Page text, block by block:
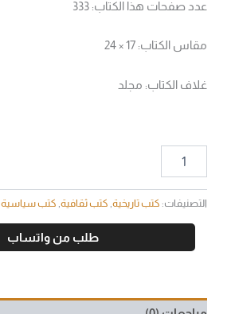
عدد صفحات هذا الكتاب: 333
مقاس الكتاب: 17 × 24
غلاف الكتاب: مجلد
التصنيفات: كتب تاريخية, كتب ثقافية, كتب سياسية
طلب من واتساب